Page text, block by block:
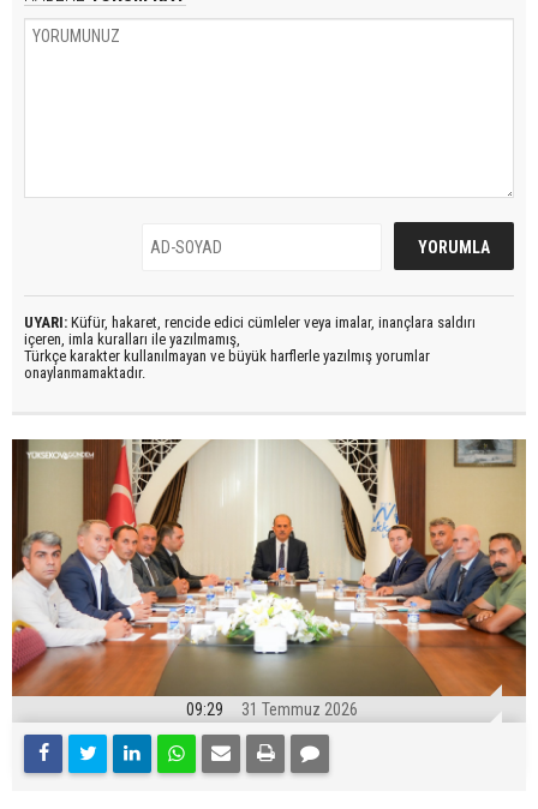
UYARI: Küfür, hakaret, rencide edici cümleler veya imalar, inançlara saldırı
içeren, imla kuralları ile yazılmamış,
Türkçe karakter kullanılmayan ve büyük harflerle yazılmış yorumlar
onaylanmamaktadır.
09:29 31 Temmuz 2026